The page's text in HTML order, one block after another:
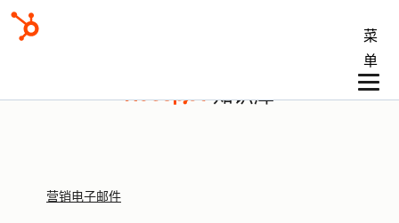
菜
单
知识库
营销电子邮件